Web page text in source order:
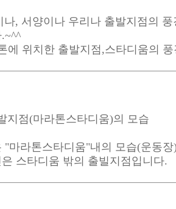
나, 서양이나 우리나 출발지점의
에 위치한 출발지점,스타디움의
지점(마라톤스타디움)의 모습
"마라톤스타디움"내의 모습(운동
스타디움 밖의 출빌지점입니다.